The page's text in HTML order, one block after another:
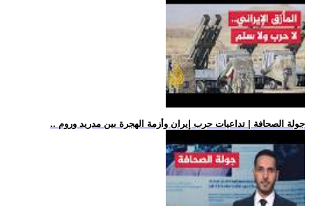
.. جولة الصحافة | تداعيات حرب إيران وأزمة الهجرة بين مدريد وروم